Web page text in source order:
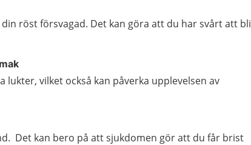
röst försvagad. Det kan göra att du har svårt att bli
lukter, vilket också kan påverka upplevelsen av
Det kan bero på att sjukdomen gör att du får brist